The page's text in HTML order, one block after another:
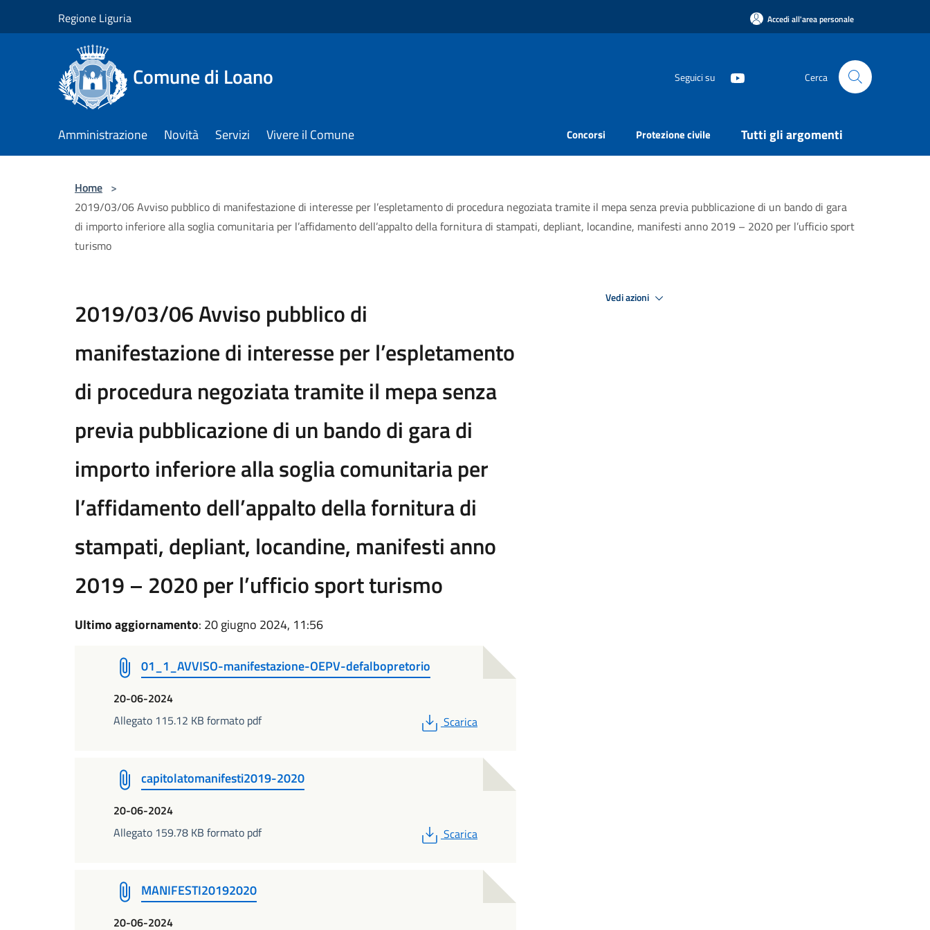
Regione Liguria Accedi all'area personale
Comune di Loano Seguici su Cerca
Amministrazione Novità Servizi Vivere il Comune Concorsi Protezione civile Tutti gli argomenti
Home >
2019/03/06 Avviso pubblico di manifestazione di interesse per l’espletamento di procedura negoziata tramite il mepa senza previa pubblicazione di un bando di gara
di importo inferiore alla soglia comunitaria per l’affidamento dell’appalto della fornitura di stampati, depliant, locandine, manifesti anno 2019 – 2020 per l’ufficio sport
turismo
2019/03/06 Avviso pubblico di
manifestazione di interesse per l’espletamento
di procedura negoziata tramite il mepa senza
previa pubblicazione di un bando di gara di
importo inferiore alla soglia comunitaria per
l’affidamento dell’appalto della fornitura di
stampati, depliant, locandine, manifesti anno
2019 – 2020 per l’ufficio sport turismo
Ultimo aggiornamento: 20 giugno 2024, 11:56
01_1_AVVISO-manifestazione-OEPV-defalbopretorio
20-06-2024
Allegato 115.12 KB formato pdf
PDF
Scarica
capitolatomanifesti2019-2020
20-06-2024
Allegato 159.78 KB formato pdf
PDF
Scarica
MANIFESTI20192020
20-06-2024
Vedi azioni